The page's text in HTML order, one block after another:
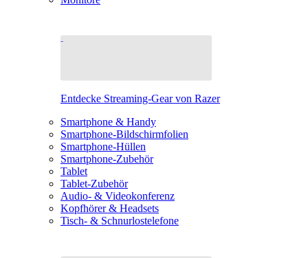
Entdecke Streaming-Gear von Razer
Smartphone & Handy
Smartphone-Bildschirmfolien
Smartphone-Hüllen
Smartphone-Zubehör
Tablet
Tablet-Zubehör
Audio- & Videokonferenz
Kopfhörer & Headsets
Tisch- & Schnurlostelefone